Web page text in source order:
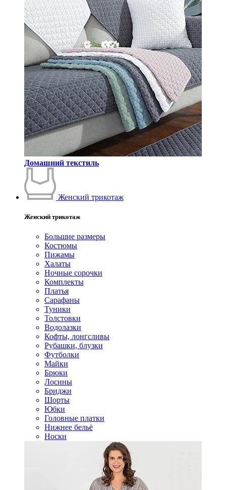
Домашний текстиль
Женский трикотаж
Женский трикотаж
Большие размеры
Костюмы
Пижамы
Халаты
Ночные сорочки
Комплекты
Платья
Сарафаны
Туники
Толстовки
Водолазки
Кофты, лонгсливы
Рубашки, блузки
Футболки
Майки
Брюки
Лосины
Бриджи
Шорты
Юбки
Головные платки
Нижнее бельё
Носки